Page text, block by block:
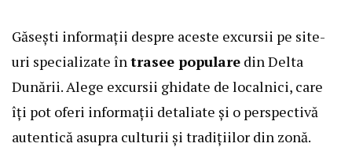
Găsești informații despre aceste excursii pe site-
uri specializate în trasee populare din Delta
Dunării. Alege excursii ghidate de localnici, care
îți pot oferi informații detaliate și o perspectivă
autentică asupra culturii și tradițiilor din zonă.